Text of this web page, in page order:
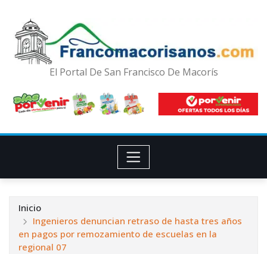
El Portal De San Francisco De Macorís
Inicio
Ingenieros denuncian retraso de hasta tres años
en pagos por remozamiento de escuelas en la
regional 07